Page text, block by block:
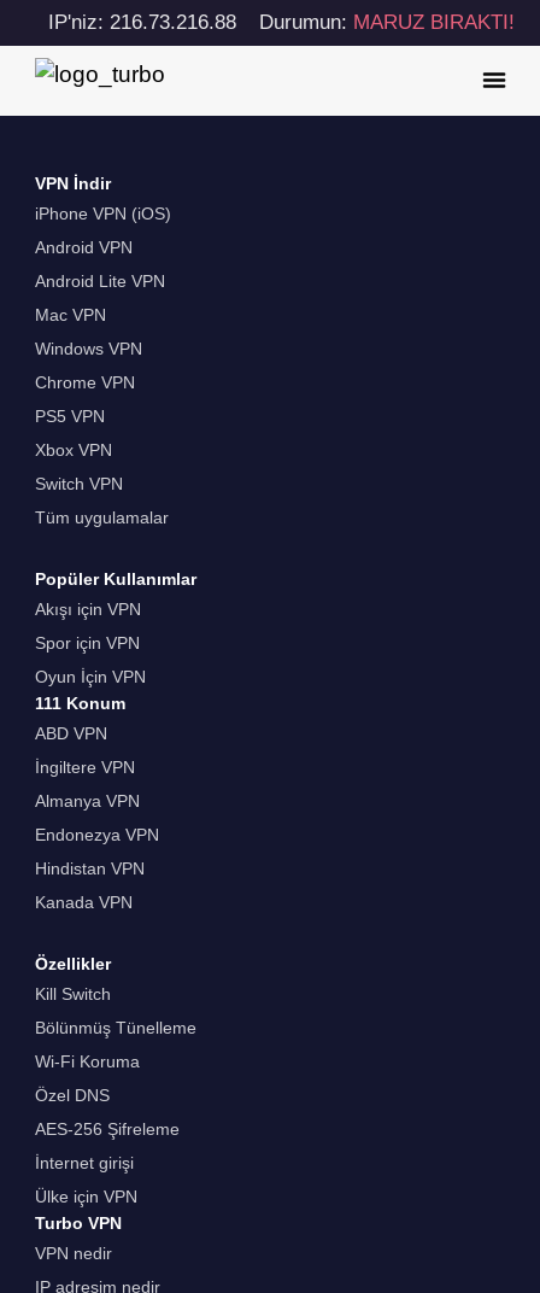
IP'niz: 216.73.216.88 Durumun: MARUZ BIRAKTI!
VPN İndir
iPhone VPN (iOS)
Android VPN
Android Lite VPN
Mac VPN
Windows VPN
Chrome VPN
PS5 VPN
Xbox VPN
Switch VPN
Tüm uygulamalar
Popüler Kullanımlar
Akışı için VPN
Spor için VPN
Oyun İçin VPN
111 Konum
ABD VPN
İngiltere VPN
Almanya VPN
Endonezya VPN
Hindistan VPN
Kanada VPN
Özellikler
Kill Switch
Bölünmüş Tünelleme
Wi-Fi Koruma
Özel DNS
AES-256 Şifreleme
İnternet girişi
Ülke için VPN
Turbo VPN
VPN nedir
IP adresim nedir